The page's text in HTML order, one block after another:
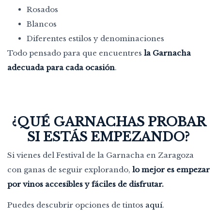
Rosados
Blancos
Diferentes estilos y denominaciones
Todo pensado para que encuentres la Garnacha
adecuada para cada ocasión.
¿QUÉ GARNACHAS PROBAR
SI ESTÁS EMPEZANDO?
Si vienes del Festival de la Garnacha en Zaragoza
con ganas de seguir explorando, lo mejor es empezar
por vinos accesibles y fáciles de disfrutar.
Puedes descubrir opciones de tintos aquí.